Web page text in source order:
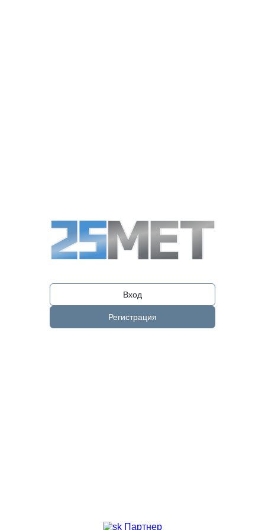
Вход
Регистрация